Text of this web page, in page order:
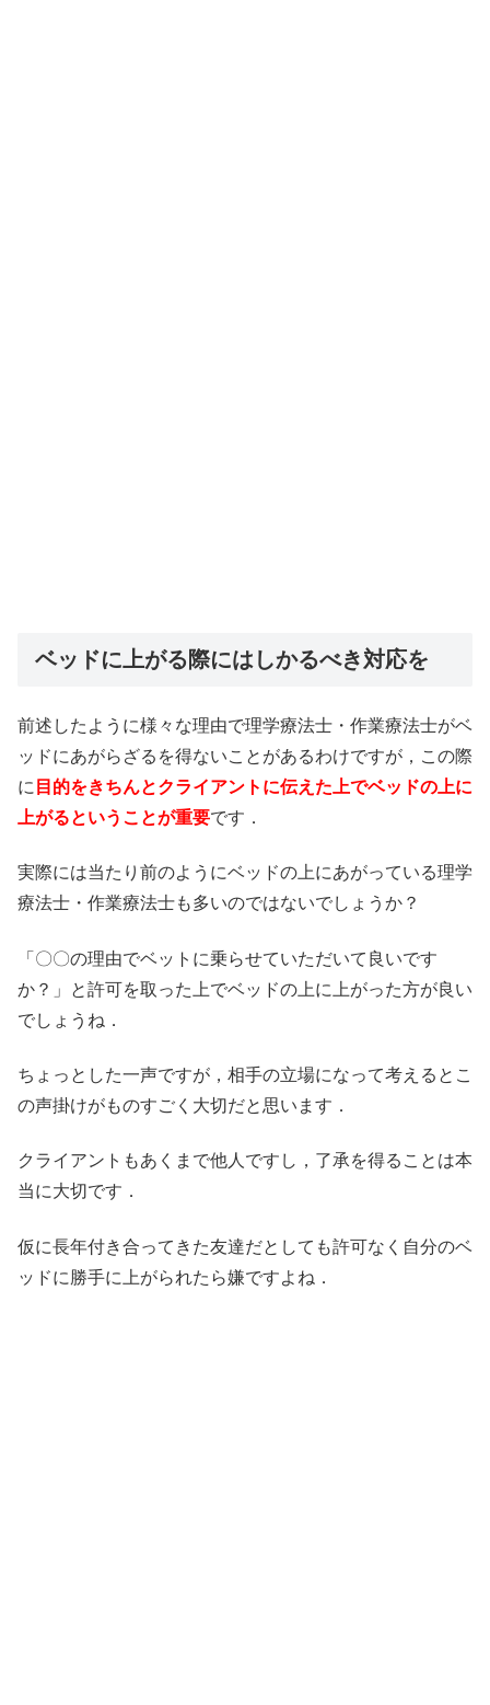
ベッドに上がる際にはしかるべき対応を
前述したように様々な理由で理学療法士・作業療法士がベ
ッドにあがらざるを得ないことがあるわけですが，この際
に 目的をきちんとクライアントに伝えた上でベッドの上に
上がるということが重要です．
実際には当たり前のようにベッドの上にあがっている理学
療法士・作業療法士も多いのではないでしょうか？
「〇〇の理由でベットに乗らせていただいて良いです
か？」と許可を取った上でベッドの上に上がった方が良い
でしょうね．
ちょっとした一声ですが，相手の立場になって考えるとこ
の声掛けがものすごく大切だと思います．
クライアントもあくまで他人ですし，了承を得ることは本
当に大切です．
仮に長年付き合ってきた友達だとしても許可なく自分のベ
ッドに勝手に上がられたら嫌ですよね．